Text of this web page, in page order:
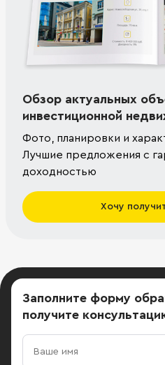
Обзор актуальных
инвестиционной
Фото, планировки и
Лучшие предложения с
доходностью
Хочу
Заполните форму
получите